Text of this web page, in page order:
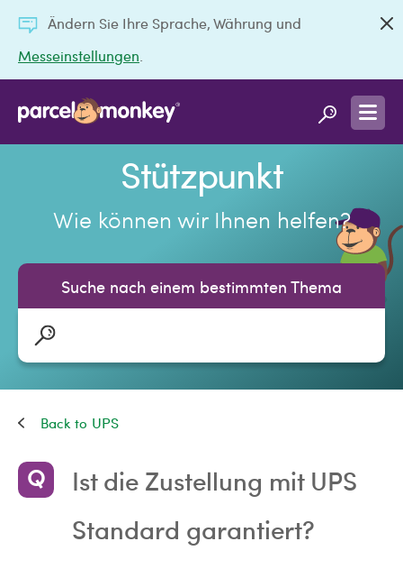
Ändern Sie Ihre Sprache, Währung und
Messeinstellungen
Stützpunkt
Wie können wir Ihnen helfen?
Suche nach einem bestimmten Thema
UPS
Ist die Zustellung mit UPS
Standard garantiert?